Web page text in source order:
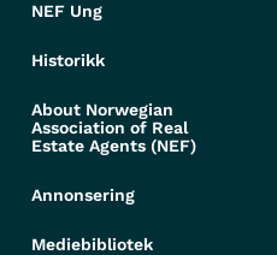
NEF Ung
Historikk
About Norwegian
Association of Real
Estate Agents (NEF)
Annonsering
Mediebibliotek